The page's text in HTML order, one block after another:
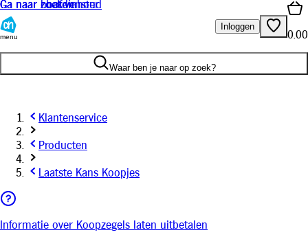
Ga naar hoofdinhoud
Ga naar zoeken
Ga naar chat venster
menu
Inloggen
0.00
Waar ben je naar op zoek?
Klantenservice
Producten
Laatste Kans Koopjes
Informatie over Koopzegels laten uitbetalen